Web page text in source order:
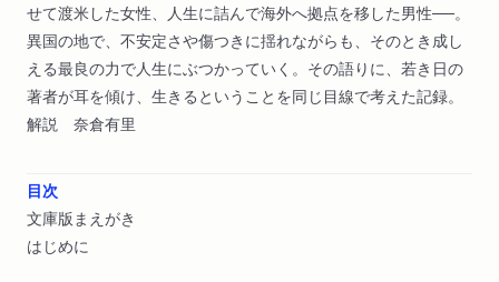
せて渡米した女性、人生に詰んで海外へ拠点を移した男性──。
異国の地で、不安定さや傷つきに揺れながらも、そのとき成し
える最良の力で人生にぶつかっていく。その語りに、若き日の
著者が耳を傾け、生きるということを同じ目線で考えた記録。
解説 奈倉有里
目次
文庫版まえがき
はじめに